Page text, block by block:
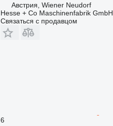
Австрия, Wiener Neudorf
Hesse + Co Maschinenfabrik GmbH
Связаться с продавцом
6